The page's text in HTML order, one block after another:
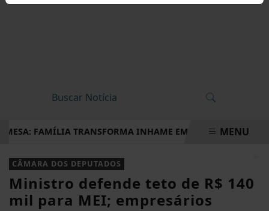
FAMÍLIA TRANSFORMA INHAME EM DOCES, PÃES E
EM ALTA
MENU
CÂMARA DOS DEPUTADOS
Ministro defende teto de R$ 140
mil para MEI; empresários